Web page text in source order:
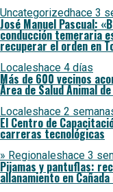
Uncategorizedhace 3
José Manuel Pascual:
conducción temeraria
recuperar el orden en
Localeshace 4 días
Más de 600 vecinos
Área de Salud Animal
Localeshace 2
El Centro de
carreras tecnológicas
» Regionaleshace 3
Pijamas y pantuflas:
allanamiento en Cañada